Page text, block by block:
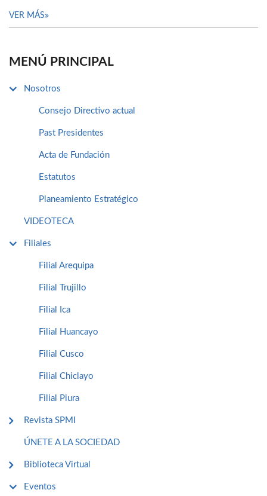
VER MÁS
MENÚ PRINCIPAL
Nosotros
Consejo Directivo actual
Past Presidentes
Acta de Fundación
Estatutos
Planeamiento Estratégico
VIDEOTECA
Filiales
Filial Arequipa
Filial Trujillo
Filial Ica
Filial Huancayo
Filial Cusco
Filial Chiclayo
Filial Piura
Revista SPMI
ÚNETE A LA SOCIEDAD
Biblioteca Virtual
Eventos